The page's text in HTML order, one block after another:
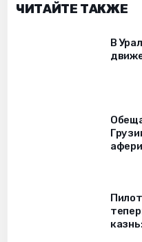
ЧИТАЙТЕ ТАКЖЕ
В